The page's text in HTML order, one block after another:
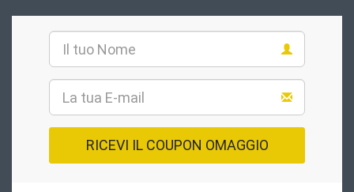
RICEVI IL COUPON OMAGGIO